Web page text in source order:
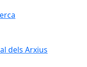
dels Arxius